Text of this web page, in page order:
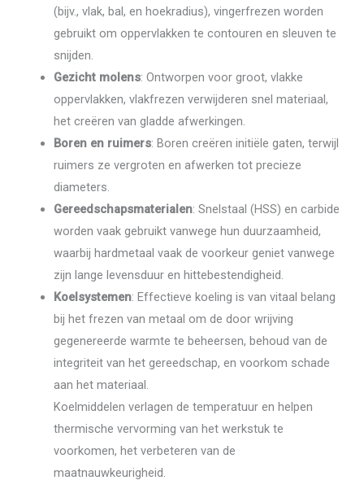
(bijv., vlak, bal, en hoekradius), vingerfrezen worden
gebruikt om oppervlakken te contouren en sleuven te
snijden.
Gezicht molens: Ontworpen voor groot, vlakke
oppervlakken, vlakfrezen verwijderen snel materiaal,
het creëren van gladde afwerkingen.
Boren en ruimers: Boren creëren initiële gaten, terwijl
ruimers ze vergroten en afwerken tot precieze
diameters.
Gereedschapsmaterialen: Snelstaal (HSS) en carbide
worden vaak gebruikt vanwege hun duurzaamheid,
waarbij hardmetaal vaak de voorkeur geniet vanwege
zijn lange levensduur en hittebestendigheid.
Koelsystemen: Effectieve koeling is van vitaal belang
bij het frezen van metaal om de door wrijving
gegenereerde warmte te beheersen, behoud van de
integriteit van het gereedschap, en voorkom schade
aan het materiaal.
Koelmiddelen verlagen de temperatuur en helpen
thermische vervorming van het werkstuk te
voorkomen, het verbeteren van de
maatnauwkeurigheid.